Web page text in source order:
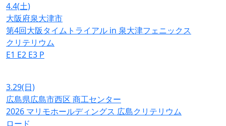
4.4(土)
大阪府泉大津市
第4回大阪タイムトライアル in 泉大津フェニックス
クリテリウム
E1 E2 E3 P
3.29(日)
広島県広島市西区 商工センター
2026 マリモホールディングス 広島クリテリウム
ロード